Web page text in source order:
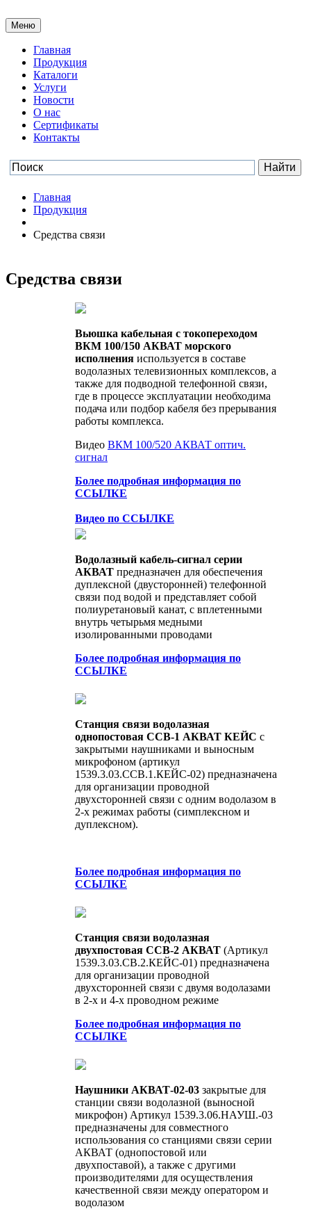
Меню
Главная
Продукция
Каталоги
Услуги
Новости
О нас
Сертификаты
Контакты
Главная
Продукция
Средства связи
Средства связи
Вьюшка кабельная с токопереходом
ВКМ 100/150 АКВАТ морского
исполнения используется в составе
водолазных телевизионных комплексов, а
также для подводной телефонной связи,
где в процессе эксплуатации необходима
подача или подбор кабеля без прерывания
работы комплекса.
Видео ВКМ 100/520 АКВАТ оптич.
сигнал
Более подробная информация по
ССЫЛКЕ
Видео по ССЫЛКЕ
Водолазный кабель-сигнал серии
АКВАТ предназначен для обеспечения
дуплексной (двусторонней) телефонной
связи под водой и представляет собой
полиуретановый канат, с вплетенными
внутрь четырьмя медными
изолированными проводами
Более подробная информация по
ССЫЛКЕ
Станция связи водолазная
однопостовая ССВ-1 АКВАТ КЕЙС с
закрытыми наушниками и выносным
микрофоном (артикул
1539.3.03.ССВ.1.КЕЙС-02) предназначена
для организации проводной
двухсторонней связи с одним водолазом в
2-х режимах работы (симплексном и
дуплексном).
Более подробная информация по
ССЫЛКЕ
Станция связи водолазная
двухпостовая ССВ-2 АКВАТ (Артикул
1539.3.03.СВ.2.КЕЙС-01) предназначена
для организации проводной
двухсторонней связи с двумя водолазами
в 2-х и 4-х проводном режиме
Более подробная информация по
ССЫЛКЕ
Наушники АКВАТ-02-03 закрытые для
станции связи водолазной (выносной
микрофон) Артикул 1539.3.06.НАУШ.-03
предназначены для совместного
использования со станциями связи серии
АКВАТ (однопостовой или
двухпоставой), а также с другими
производителями для осуществления
качественной связи между оператором и
водолазом